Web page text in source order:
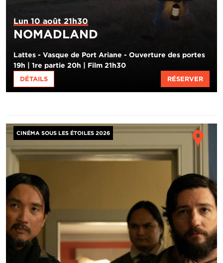
Lun 10 août 21h30
NOMADLAND
Lattes - Vasque de Port Ariane - Ouverture des portes
19h | 1re partie 20h | Film 21h30
DÉTAILS RÉSERVER
Image
CINÉMA SOUS LES ÉTOILES 2026